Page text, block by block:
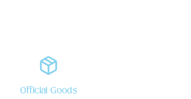
Official Goods